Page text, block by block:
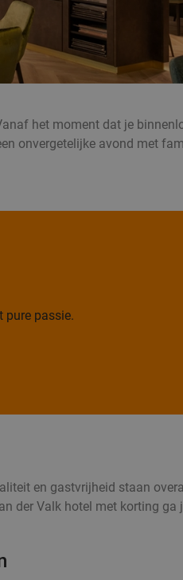
het moment dat je
onvergetelijke avond met
pure passie.
en gastvrijheid staan
der Valk hotel met korting ga